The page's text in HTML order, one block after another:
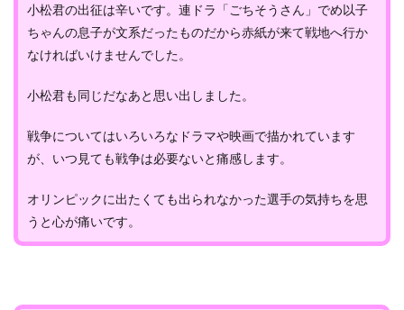
小松君の出征は辛いです。連ドラ「ごちそうさん」でめ以子
ちゃんの息子が文系だったものだから赤紙が来て戦地へ行か
なければいけませんでした。
小松君も同じだなあと思い出しました。
戦争についてはいろいろなドラマや映画で描かれています
が、いつ見ても戦争は必要ないと痛感します。
オリンピックに出たくても出られなかった選手の気持ちを思
うと心が痛いです。